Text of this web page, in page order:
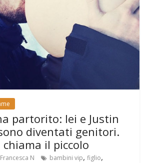
partorito: lei e Justin
diventati genitori.
chiama il piccolo
Francesca N bambini vip,figlio,